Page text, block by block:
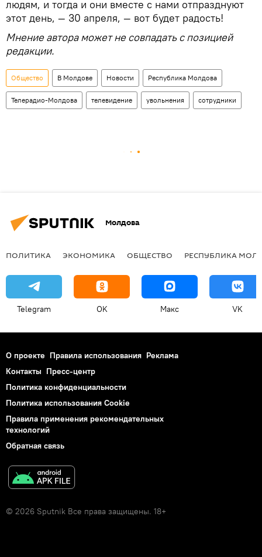
людям, и тогда и они вместе с нами отпразднуют
этот день, — 30 апреля, — вот будет радость!
Мнение автора может не совпадать с позицией
редакции.
Общество В Молдове Новости Республика Молдова
Телерадио-Молдова телевидение увольнения сотрудники
Молдова
ПОЛИТИКА ЭКОНОМИКА ОБЩЕСТВО РЕСПУБЛИКА
Telegram OK Макс VK
О проекте Правила использования Реклама
Контакты Пресс-центр
Политика конфиденциальности
Политика использования Cookie
Правила применения рекомендательных
технологий
Обратная связь
© 2026 Sputnik Все права защищены. 18+